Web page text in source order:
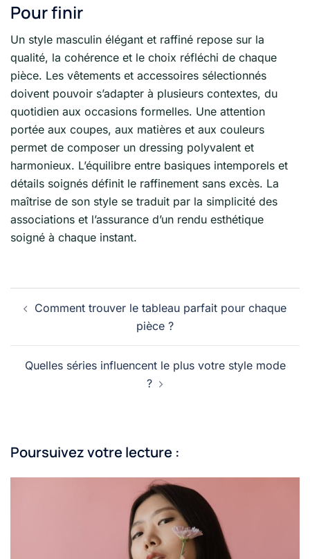
Pour finir
Un style masculin élégant et raffiné repose sur la
qualité, la cohérence et le choix réfléchi de chaque
pièce. Les vêtements et accessoires sélectionnés
doivent pouvoir s’adapter à plusieurs contextes, du
quotidien aux occasions formelles. Une attention
portée aux coupes, aux matières et aux couleurs
permet de composer un dressing polyvalent et
harmonieux. L’équilibre entre basiques intemporels et
détails soignés définit le raffinement sans excès. La
maîtrise de son style se traduit par la simplicité des
associations et l’assurance d’un rendu esthétique
soigné à chaque instant.
Navigation
d’article
Comment trouver le tableau parfait pour chaque
pièce ?
Quelles séries influencent le plus votre style mode
?
Poursuivez votre lecture :